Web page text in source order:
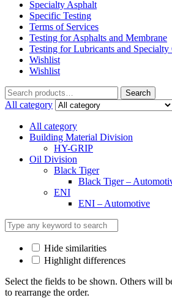
Specialty Asphalt
Specific Testing
Terms of Services
Testing for Asphalts and Membrane
Testing for Lubricants and Specialty
Wishlist
Wishlist
Search
for:
Search
All category
All category
Building Material Division
HY-GRIP
Oil Division
Black Tiger
Black Tiger –
ENI
ENI – Automotive
Hide similarities
Highlight differences
Select the fields to be shown. Others will
to rearrange the order.